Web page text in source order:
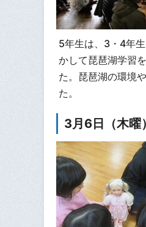
5年生は、3・4年
かして琵琶湖学習
た。琵琶湖の環境
た。
3月6日（木